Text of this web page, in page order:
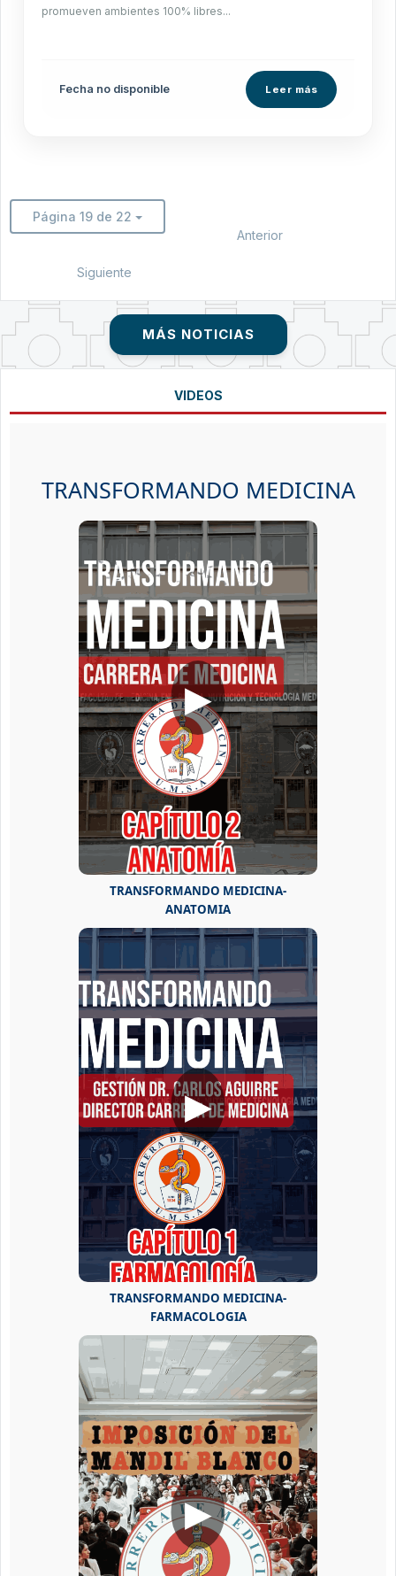
promueven ambientes 100% libres...
Fecha no disponible Leer más
Página 19 de 22
Anterior
Siguiente
MÁS NOTICIAS
VIDEOS
TRANSFORMANDO MEDICINA
TRANSFORMANDO MEDICINA-
ANATOMIA
TRANSFORMANDO MEDICINA-
FARMACOLOGIA